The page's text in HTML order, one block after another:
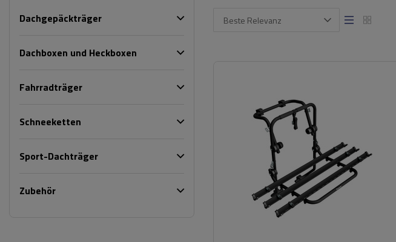
Dachgepäckträger
Dachboxen und Heckboxen
Fahrradträger
Schneeketten
Sport-Dachträger
Zubehör
Beste Relevanz